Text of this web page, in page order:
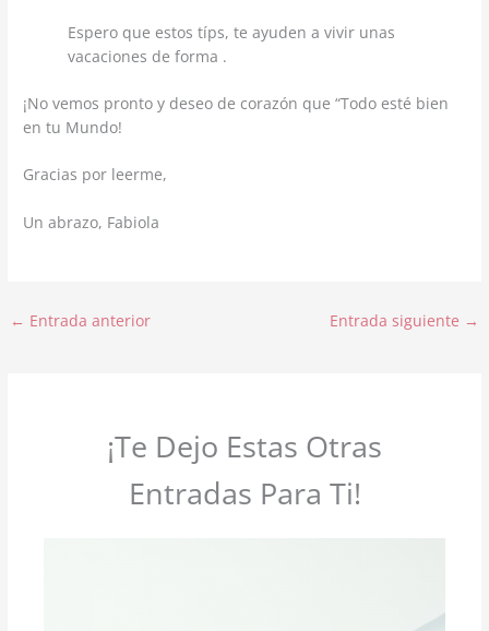
Espero que estos típs, te ayuden a vivir unas
vacaciones de forma .
¡No vemos pronto y deseo de corazón que “Todo esté bien
en tu Mundo!
Gracias por leerme,
Un abrazo, Fabiola
← Entrada anterior Entrada siguiente →
¡Te Dejo Estas Otras
Entradas Para Ti!